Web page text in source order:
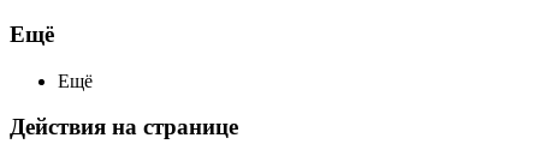
Ещё
Ещё
Действия на странице